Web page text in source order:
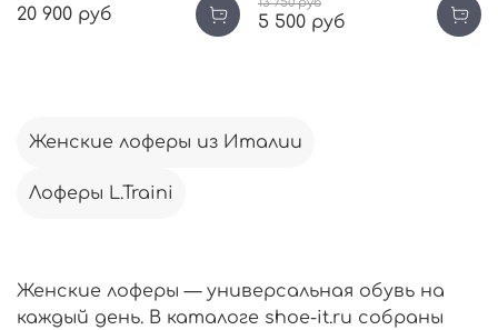
20 900 руб
5 500 руб
Женские лоферы из Италии
Лоферы L.Traini
Женские лоферы — универсальная обувь на
каждый день. В каталоге shoe-it.ru собраны